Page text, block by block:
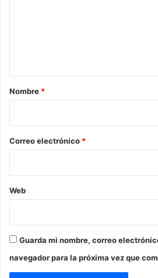
r
*
Nombre *
Correo electrónico *
Web
Guarda mi nombre, correo
navegador para la próxima vez que